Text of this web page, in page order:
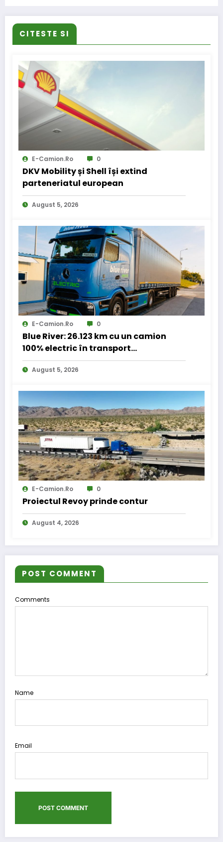
CITESTE SI
E-Camion.ro 0
DKV Mobility și Shell își extind
parteneriatul european
August 5, 2026
E-Camion.ro 0
Blue River: 26.123 km cu un camion
100% electric în transport
internațional
August 5, 2026
E-Camion.ro 0
Proiectul Revoy prinde contur
August 4, 2026
POST COMMENT
Comments
Name
Email